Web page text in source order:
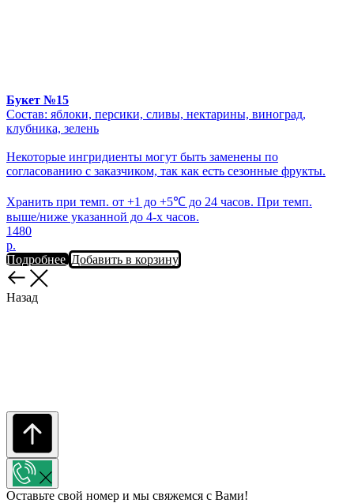
Букет №15
Состав: яблоки, персики, сливы, нектарины, виноград,
клубника, зелень
Некоторые ингридиенты могут быть заменены по
согласованию с заказчиком, так как есть сезонные фрукты.
Хранить при темп. от +1 до +5℃ до 24 часов. При темп.
выше/ниже указанной до 4-х часов.
1480
р.
Подробнее Добавить в корзину
Назад
Оставьте свой номер и мы свяжемся с Вами!